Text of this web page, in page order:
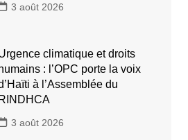
3 août 2026
climatique et droits
humains : l’OPC porte la voix
à l’Assemblée du
RINDHCA
3 août 2026